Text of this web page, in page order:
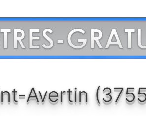
Avertin